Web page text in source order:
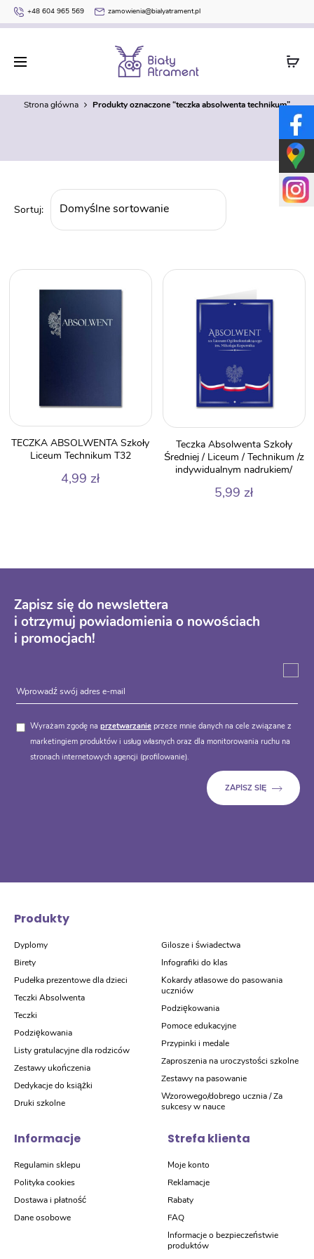
+48 604 965 569 zamowienia@bialyatrament.pl
teczka absolwenta technikum
Strona główna Produkty oznaczone “teczka absolwenta technikum”
TECZKA ABSOLWENTA Szkoły
Liceum Technikum T32
4,99 zł
Teczka Absolwenta Szkoły
Średniej / Liceum / Technikum /z
indywidualnym nadrukiem/
5,99 zł
Zapisz się do newslettera
i otrzymuj powiadomienia o nowościach
i promocjach!
Wyrażam zgodę na przetwarzanie przeze mnie danych na cele związane z
marketingiem produktów i usług własnych oraz dla monitorowania ruchu na
stronach internetowych agencji (profilowanie).
Produkty
Dyplomy
Birety
Pudełka prezentowe dla dzieci
Teczki Absolwenta
Teczki
Podziękowania
Listy gratulacyjne dla rodziców
Zestawy ukończenia
Dedykacje do książki
Druki szkolne
Gilosze i świadectwa
Infografiki do klas
Kokardy atłasowe do pasowania
uczniów
Podziękowania
Pomoce edukacyjne
Przypinki i medale
Zaproszenia na uroczystości szkolne
Zestawy na pasowanie
Wzorowego/dobrego ucznia / Za
sukcesy w nauce
Informacje
Regulamin sklepu
Polityka cookies
Dostawa i płatność
Dane osobowe
Strefa klienta
Moje konto
Reklamacje
Rabaty
FAQ
Informacje o bezpieczeństwie
produktów